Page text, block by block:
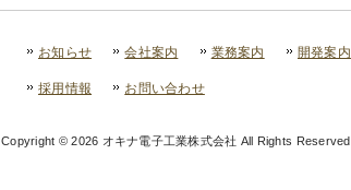
お知らせ 会社案内 業務案内 開発案内
採用情報 お問い合わせ
Copyright © 2026 オキナ電子工業株式会社 All Rights Reserved.